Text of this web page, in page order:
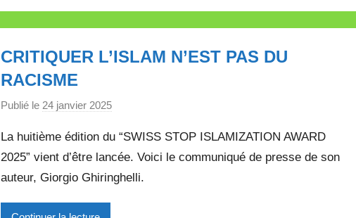
e
e
CRITIQUER L’ISLAM N’EST PAS DU
RACISME
Publié le 24 janvier 2025p
r
M
i
La huitième édition du “SWISS STOP ISLAMIZATION AWARD
2025” vient d’être lancée. Voici le communiqué de presse de son
auteur, Giorgio Ghiringhelli.